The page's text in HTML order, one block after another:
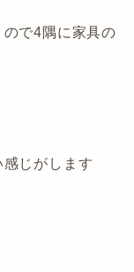
で4隅に家具の
じがします